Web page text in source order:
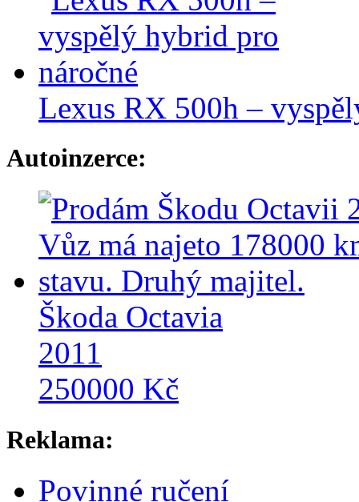
Lexus RX 500h –
Autoinzerce:
Škoda Octavia
2011
250000 Kč
Reklama:
Povinné ručení